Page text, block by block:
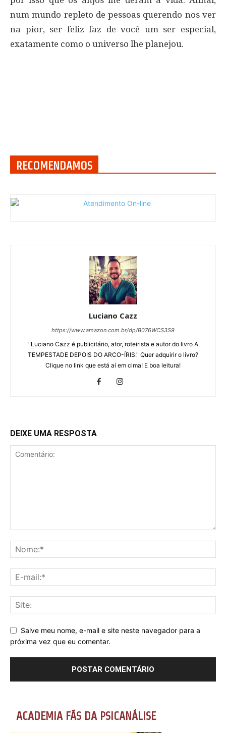
num mundo repleto de pessoas querendo nos ver
na pior, ser feliz faz de você um ser especial,
exatamente como o universo lhe planejou.
RECOMENDAMOS
Luciano Cazz
https://www.amazon.com.br/dp/B076WCS3S9
"Luciano Cazz é publicitário, ator, roteirista e autor do livro A
TEMPESTADE DEPOIS DO ARCO-ÍRIS." Quer adquirir o livro?
Clique no link que está aí em cima! E boa leitura!
DEIXE UMA RESPOSTA
Salve meu nome, e-mail e site neste navegador para a
próxima vez que eu comentar.
ACADEMIA FÃS DA PSICANÁLISE